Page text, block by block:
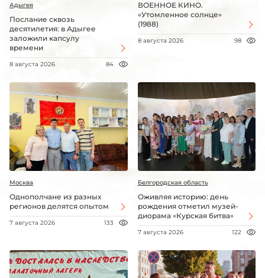
Адыгея
Послание сквозь
десятилетия: в Адыгее
заложили капсулу
времени
8 августа 2026 84
ВОЕННОЕ КИНО.
«Утомленное солнце»
(1988)
8 августа 2026 98
Москва
Однополчане из разных
регионов делятся опытом
7 августа 2026 133
Белгородская область
Оживляя историю: день
рождения отметил музей-
диорама «Курская битва»
7 августа 2026 122